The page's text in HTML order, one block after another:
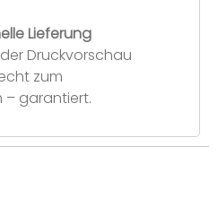
Lieferung
Druckvorschau
zum
– garantiert.